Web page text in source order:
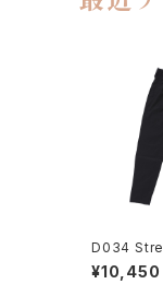
D034
nts/BLK
¥10,450